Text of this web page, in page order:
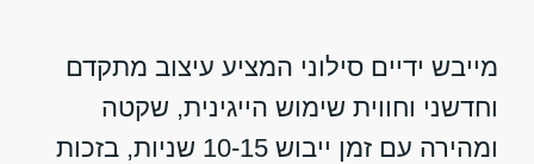
מייבש ידיים סילוני המציע עיצוב מתקדם
וחדשני וחווית שימוש הייגינית, שקטה
ומהירה עם זמן ייבוש 10-15 שניות, בזכות